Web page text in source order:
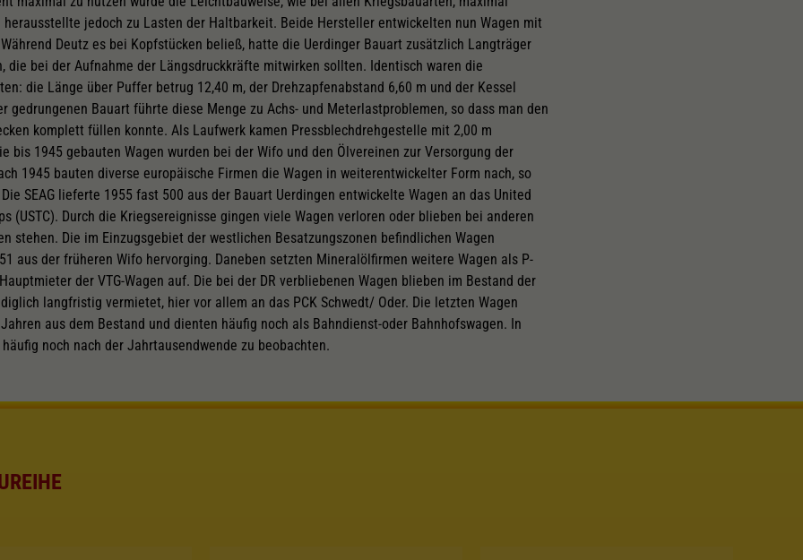
jedoch zu Lasten der Haltbarkeit. Beide Hersteller entwickelten nun Wagen mit
Deutz es bei Kopfstücken beließ, hatte die Uerdinger Bauart zusätzlich Langträger
die bei der Aufnahme der Längsdruckkräfte mitwirken sollten. Identisch waren die
die Länge über Puffer betrug 12,40 m, der Drehzapfenabstand 6,60 m und der Kessel
gedrungenen Bauart führte diese Menge zu Achs- und Meterlastproblemen, so dass man den
komplett füllen konnte. Als Laufwerk kamen Pressblechdrehgestelle mit 2,00 m
bis 1945 gebauten Wagen wurden bei der Wifo und den Ölvereinen zur Versorgung der
1945 bauten diverse europäische Firmen die Wagen in weiterentwickelter Form nach, so
SEAG lieferte 1955 fast 500 aus der Bauart Uerdingen entwickelte Wagen an das United
(USTC). Durch die Kriegsereignisse gingen viele Wagen verloren oder blieben bei anderen
stehen. Die im Einzugsgebiet der westlichen Besatzungszonen befindlichen Wagen
aus der früheren Wifo hervorging. Daneben setzten Mineralölfirmen weitere Wagen als P-
der VTG-Wagen auf. Die bei der DR verbliebenen Wagen blieben im Bestand der
langfristig vermietet, hier vor allem an das PCK Schwedt/ Oder. Die letzten Wagen
aus dem Bestand und dienten häufig noch als Bahndienst-oder Bahnhofswagen. In
noch nach der Jahrtausendwende zu beobachten.